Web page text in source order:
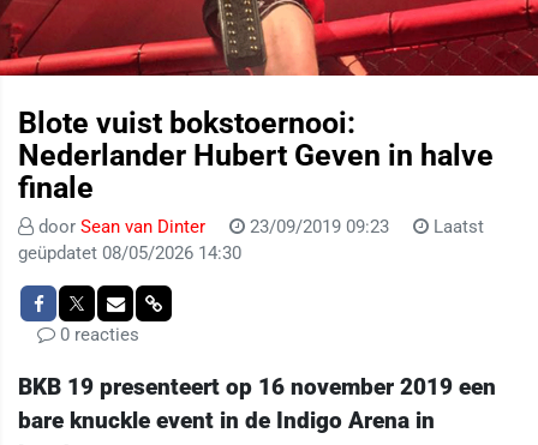
Blote vuist bokstoernooi:
Nederlander Hubert Geven in halve
finale
door Sean van Dinter 23/09/2019 09:23
Laatst
geüpdatet 08/05/2026 14:30
0 reacties
BKB 19 presenteert op 16 november 2019 een
bare knuckle event in de Indigo Arena in